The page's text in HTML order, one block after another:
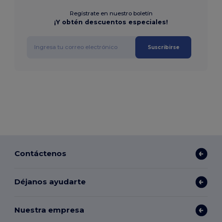
Regístrate en nuestro boletín
¡Y obtén descuentos especiales!
Suscribirse
Contáctenos
Déjanos ayudarte
Nuestra empresa